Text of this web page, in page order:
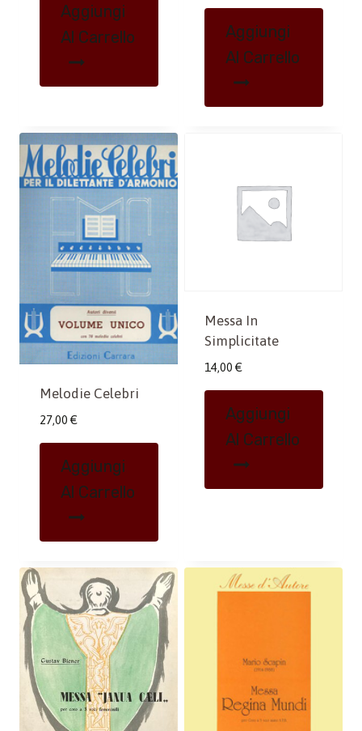
Aggiungi
Al Carrello
Aggiungi
Al Carrello
Melodie Celebri
27,00 €
Aggiungi
Al Carrello
Messa In
Simplicitate
14,00 €
Aggiungi
Al Carrello